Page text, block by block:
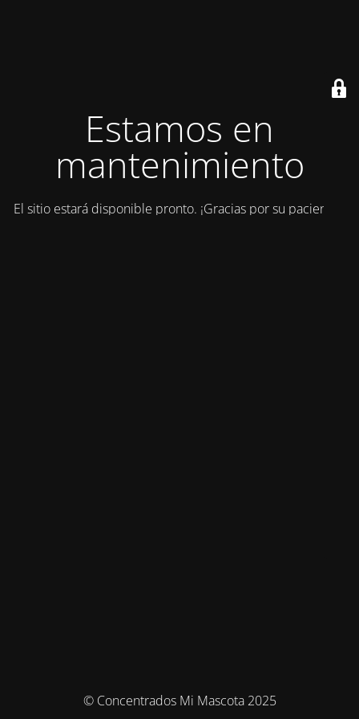
Estamos en
mantenimiento
El sitio estará disponible pronto. ¡Gracias por su paciencia!
© Concentrados Mi Mascota 2025